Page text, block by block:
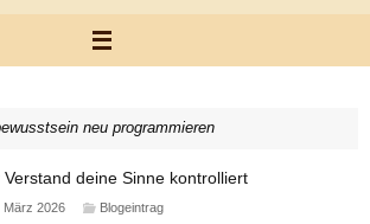
neu programmieren
deine Sinne kontrolliert
März 2026
Blogeintrag